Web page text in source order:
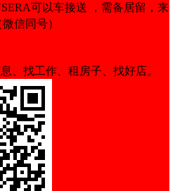
可以车接送 ，需备居留，来
信同号）
、找工作、租房子、找好店。